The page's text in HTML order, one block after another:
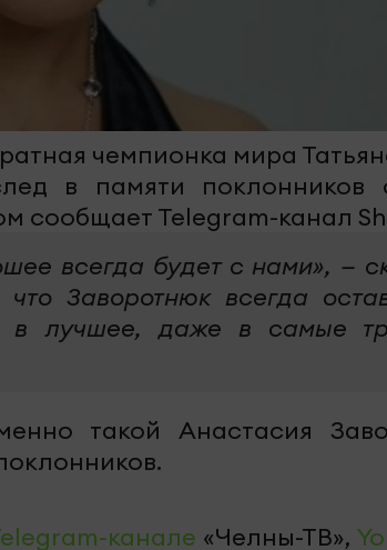
чемпионка мира
в памяти поклонников
сообщает Telegram-канал
всегда будет с нами», —
Заворотнюк всегда
в лучшее, даже в самые
такой Анастасия
канале «Челны-ТВ»,